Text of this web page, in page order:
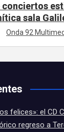
sala
Onda 92
felices»: el CD
regreso a